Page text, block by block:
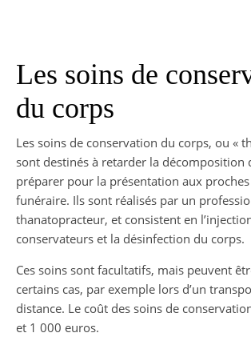
Les soins de
du corps
Les soins de conservation du corps, ou «
sont destinés à retarder la décomposition
préparer pour la présentation aux
funéraire. Ils sont réalisés par un
thanatopracteur, et consistent en
conservateurs et la désinfection du corps.
Ces soins sont facultatifs, mais peuvent
certains cas, par exemple lors d’un
distance. Le coût des soins de
et 1 000 euros.